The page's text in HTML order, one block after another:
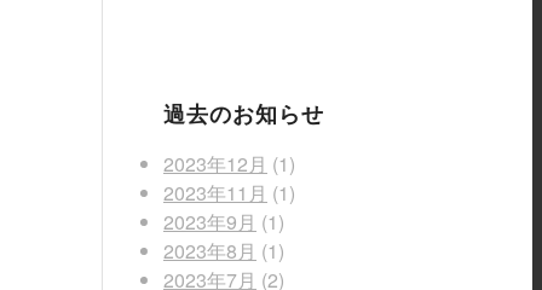
過去のお知らせ
2023年12月 (1)
2023年11月 (1)
2023年9月 (1)
2023年8月 (1)
2023年7月 (2)